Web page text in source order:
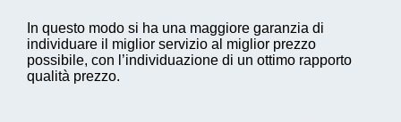
In questo modo si ha una maggiore garanzia di
individuare il miglior servizio al miglior prezzo
possibile, con l’individuazione di un ottimo rapporto
qualità prezzo.